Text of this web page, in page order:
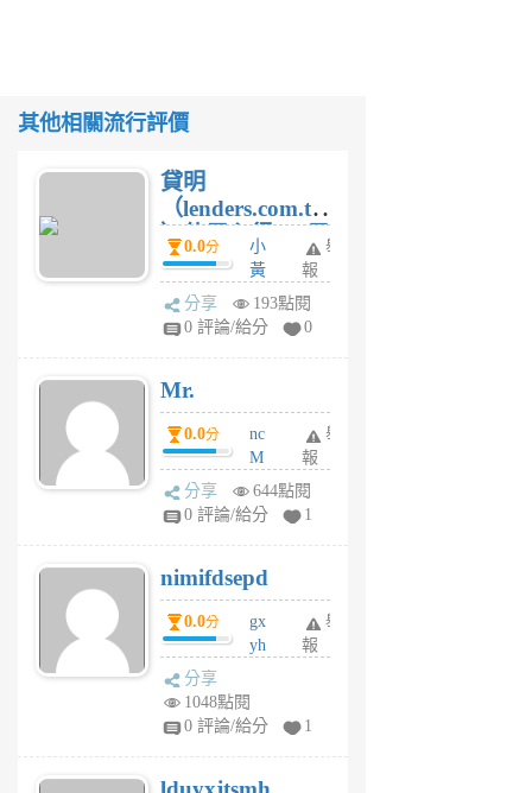
其他相關流行評價
貸明
（lenders.com.tw
）使用心得 — 民
間貸款比較平台
體驗
0.0分
小
黃
蜂
1
舉
報
分享
193點閱
0 評論/給分
0
Mr.
0.0分
nc
M
U
F
U
5
個
月
舉
報
分享
644點閱
0 評論/給分
1
nimifdsepd
0.0分
gx
yh
jl
月
舉
報
分享
1048點閱
0 評論/給分
1